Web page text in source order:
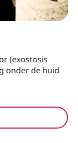
(exostosis
onder de huid